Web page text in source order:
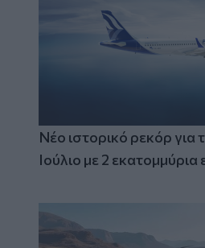
Νέο ιστορικό ρεκόρ για
Ιούλιο με 2 εκατομμύρια